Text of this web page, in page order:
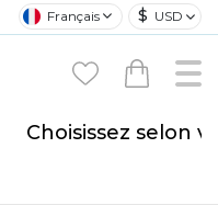
Français $ USD
Choisissez selon